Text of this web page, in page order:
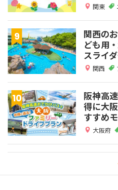
関東
関西の
ども用
スライ
関西
阪神高
得に大
すすめ
大阪府